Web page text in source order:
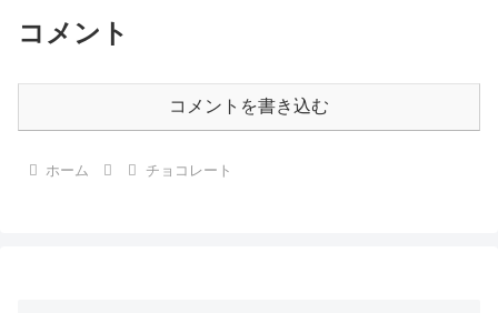
コメント
コメントを書き込む
ホーム チョコレート